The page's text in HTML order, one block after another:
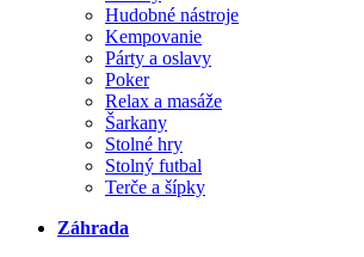
Hudobné nástroje
Kempovanie
Párty a oslavy
Poker
Relax a masáže
Šarkany
Stolné hry
Stolný futbal
Terče a šípky
Záhrada